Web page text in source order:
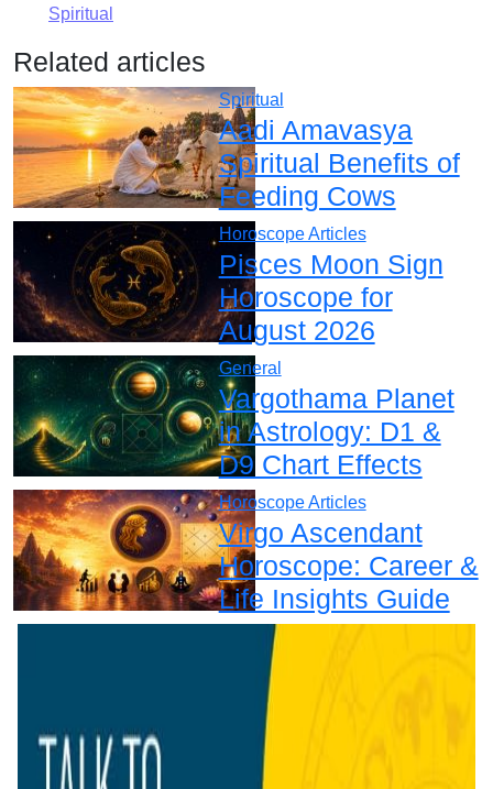
Spiritual
Related articles
Spiritual
Aadi Amavasya
Spiritual Benefits of
Feeding Cows
Horoscope Articles
Pisces Moon Sign
Horoscope for
August 2026
General
Vargothama Planet
in Astrology: D1 &
D9 Chart Effects
Horoscope Articles
Virgo Ascendant
Horoscope: Career &
Life Insights Guide